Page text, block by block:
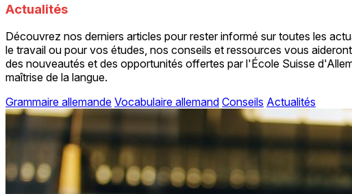
Actualités
Découvrez nos derniers articles pour rester informé sur toutes les
le travail ou pour vos études, nos conseils et ressources vous
des nouveautés et des opportunités offertes par l'École Suisse
maîtrise de la langue.
Grammaire allemande Vocabulaire allemand Conseils Actualités